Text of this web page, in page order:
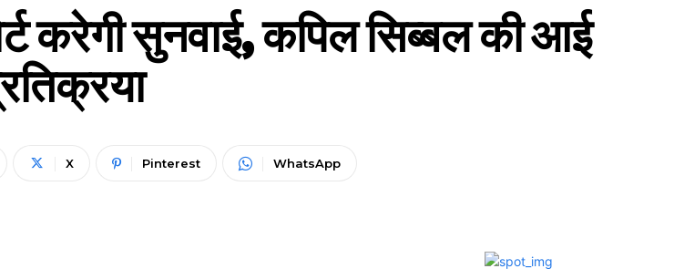
करेगी सुनवाई, कपिल सिब्बल की आई
X Pinterest WhatsApp